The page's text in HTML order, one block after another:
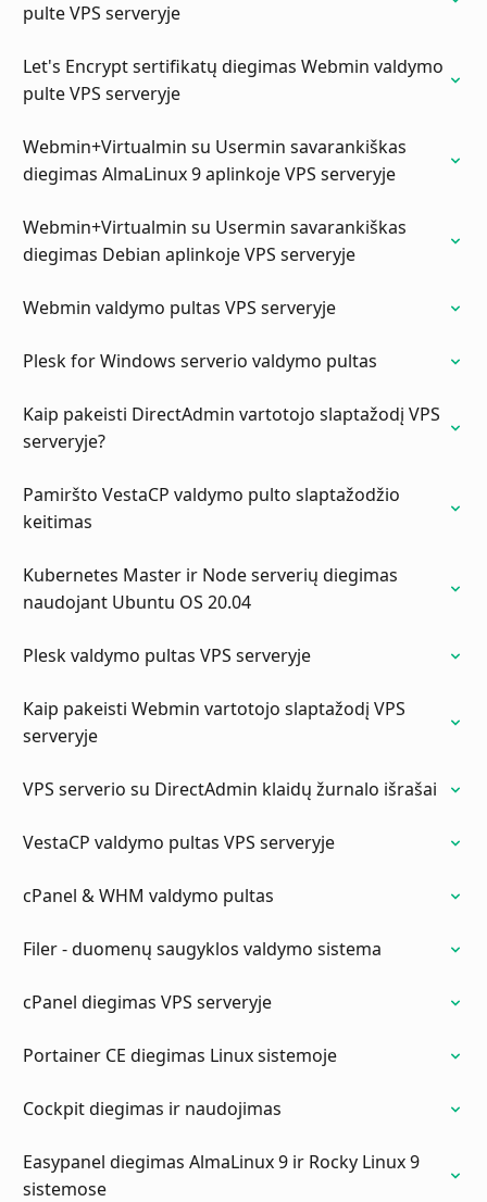
pulte VPS serveryje
Let's Encrypt sertifikatų diegimas Webmin valdymo
pulte VPS serveryje
Webmin+Virtualmin su Usermin savarankiškas
diegimas AlmaLinux 9 aplinkoje VPS serveryje
Webmin+Virtualmin su Usermin savarankiškas
diegimas Debian aplinkoje VPS serveryje
Webmin valdymo pultas VPS serveryje
Plesk for Windows serverio valdymo pultas
Kaip pakeisti DirectAdmin vartotojo slaptažodį VPS
serveryje?
Pamiršto VestaCP valdymo pulto slaptažodžio
keitimas
Kubernetes Master ir Node serverių diegimas
naudojant Ubuntu OS 20.04
Plesk valdymo pultas VPS serveryje
Kaip pakeisti Webmin vartotojo slaptažodį VPS
serveryje
VPS serverio su DirectAdmin klaidų žurnalo išrašai
VestaCP valdymo pultas VPS serveryje
cPanel & WHM valdymo pultas
Filer - duomenų saugyklos valdymo sistema
cPanel diegimas VPS serveryje
Portainer CE diegimas Linux sistemoje
Cockpit diegimas ir naudojimas
Easypanel diegimas AlmaLinux 9 ir Rocky Linux 9
sistemose